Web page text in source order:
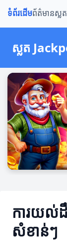
ទំព័រដើមព័ត៌មានស្លត
ស្លត
ការយល់
សំខាន់ៗ